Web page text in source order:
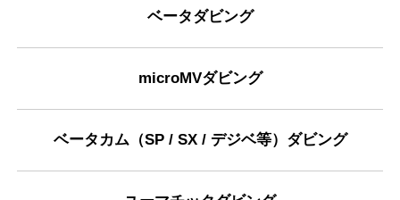
ベータダビング
microMVダビング
ベータカム（SP / SX / デジベ等）ダビング